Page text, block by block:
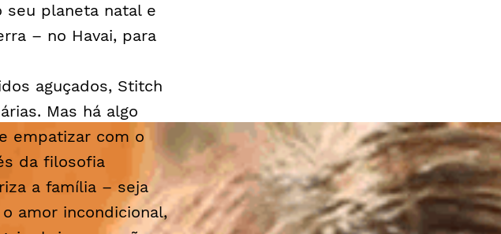
seu planeta natal e
– no Havai, para
aguçados, Stitch
Mas há algo
empatizar com o
da filosofia
a família – seja
amor incondicional,